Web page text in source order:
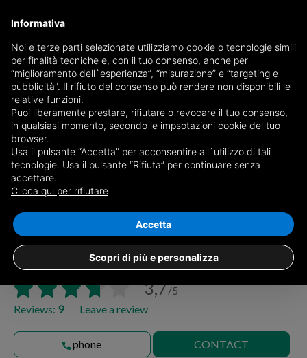
GRANDICASE Grugliasco
viale Gramsci 17, 10095, Grugliasco (TO)
3,7/5
Reviews: 9 Leave a review
phone CONTACT
Informativa
Noi e terze parti selezionate utilizziamo cookie o tecnologie simili
per finalità tecniche e, con il tuo consenso, anche per
“miglioramento dell`esperienza”, “misurazione” e “targeting e
pubblicità”. Il rifiuto del consenso può rendere non disponibili le
relative funzioni.
Puoi liberamente prestare, rifiutare o revocare il tuo consenso,
in qualsiasi momento, secondo le impsotazioni cookie del tuo
browser.
Usa il pulsante “Accetta” per acconsentire all`utilizzo di tali
tecnologie. Usa il pulsante “Rifiuta” per continuare senza
accettare.
Clicca qui per rifiutare
Scopri di più e personalizza
Accetta